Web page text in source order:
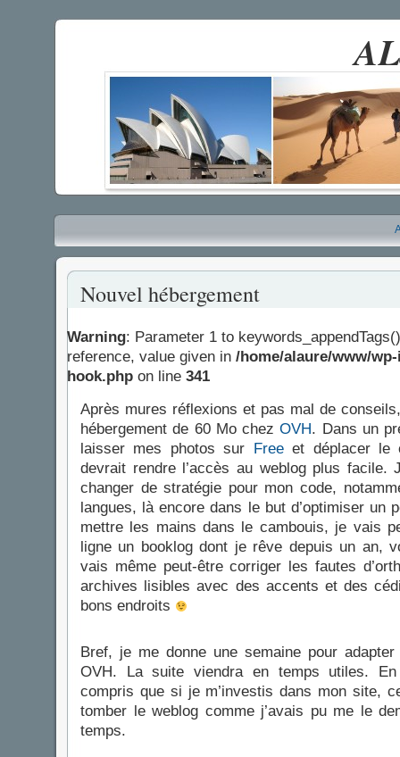
Nouvel hébergement
Warning: Parameter 1 to
reference, value given in /home/alaure/www/
hook.php on line 341
Après mures réflexions et pas mal de
hébergement de 60 Mo chezOVH. Dans un
laisser mes photos sur Freeet déplacer le
devrait rendre l’accès au weblog plus facile.
changer de stratégie pour mon code,
langues, là encore dans le but d’optimiser un
mettre les mains dans le cambouis, je vais
ligne un booklog dont je rêve depuis un an,
vais même peut-être corriger les fautes
archives lisibles avec des accents et des
bons endroits
Bref, je me donne une semaine pour
OVH. La suite viendra en temps utiles.
compris que si je m’investis dans mon site,
tomber le weblog comme j’avais pu me le
temps.